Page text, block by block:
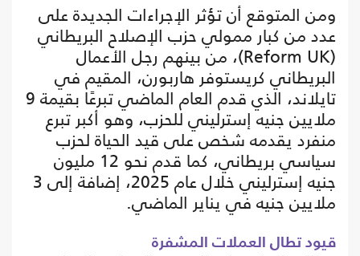
ومن المتوقع أن تؤثر الإجراءات الجديدة على
عدد من كبار ممولي حزب الإصلاح البريطاني
(Reform UK)، من بينهم رجل الأعمال
البريطاني كريستوفر هاربورن، المقيم في
تايلاند، الذي قدم العام الماضي تبرعًا بقيمة 9
ملايين جنيه إسترليني للحزب، وهو أكبر تبرع
منفرد يقدمه شخص على قيد الحياة لحزب
سياسي بريطاني، كما قدم نحو 12 مليون
جنيه إسترليني خلال عام 2025، إضافة إلى 3
ملايين جنيه في يناير الماضي.
قيود تطال العملات المشفرة